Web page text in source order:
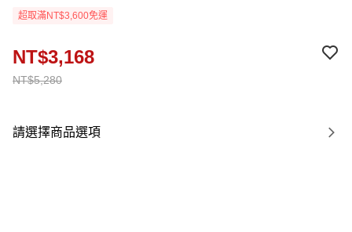
超取滿NT$3,600免運
NT$5,280
NT$3,168
請選擇商品選項